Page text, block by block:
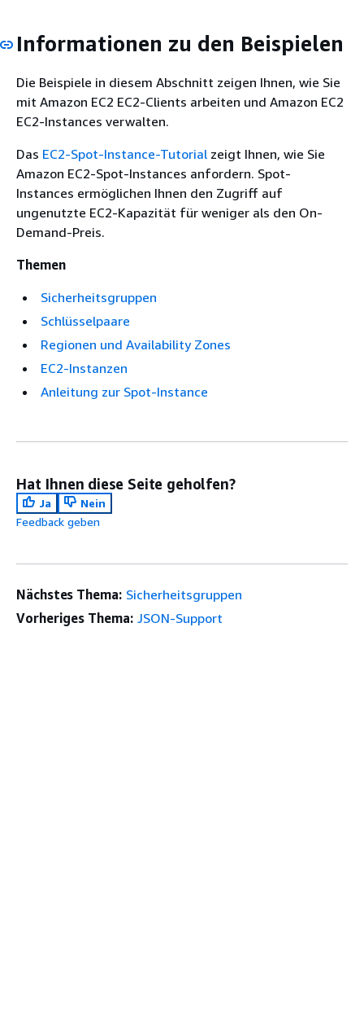
Informationen zu den Beispielen
Die Beispiele in diesem Abschnitt zeigen Ihnen, wie Sie
mit Amazon EC2 EC2-Clients arbeiten und Amazon EC2
EC2-Instances verwalten.
Das EC2-Spot-Instance-Tutorial zeigt Ihnen, wie Sie
Amazon EC2-Spot-Instances anfordern. Spot-
Instances ermöglichen Ihnen den Zugriff auf
ungenutzte EC2-Kapazität für weniger als den On-
Demand-Preis.
Themen
Sicherheitsgruppen
Schlüsselpaare
Regionen und Availability Zones
EC2-Instanzen
Anleitung zur Spot-Instance
Hat Ihnen diese Seite geholfen?
Ja
Nein
Feedback geben
Nächstes Thema: Sicherheitsgruppen
Vorheriges Thema: JSON-Support